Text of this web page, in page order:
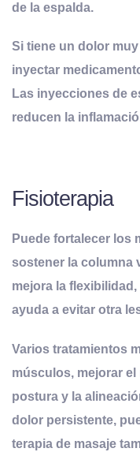
de la espalda.
Si tiene un dolor
inyectar
Las inyecciones de
reducen la
Fisioterapia
Puede fortalecer los
sostener la columna
mejora la
ayuda a evitar otra
Varios tratamientos
músculos, mejorar
postura y la
dolor persistente,
terapia de masaje